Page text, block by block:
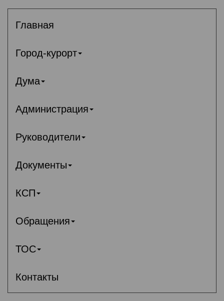
Главная
Город-курорт
Дума
Администрация
Руководители
Документы
КСП
Обращения
ТОС
Контакты